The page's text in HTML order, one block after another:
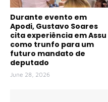
Durante evento em
Apodi, Gustavo Soares
cita experiência em Assu
como trunfo para um
futuro mandato de
deputado
June 28, 2026